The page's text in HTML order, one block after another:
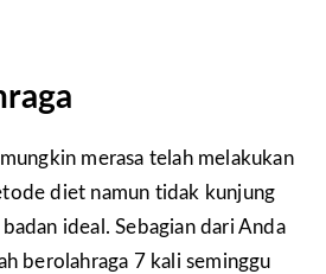
merasa telah melakukan
diet namun tidak kunjung
ideal. Sebagian dari Anda
berolahraga 7 kali seminggu